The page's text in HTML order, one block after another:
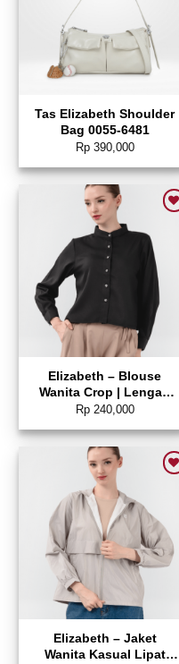
Tas Elizabeth Shoulder
Bag 0055-6481
Rp390,000
Add to wishlist
Elizabeth – Blouse
Wanita Crop | Lengan
Panjang 0595-2233
Rp240,000
Add to wishlist
Elizabeth – Jaket
Wanita Kasual Lipat